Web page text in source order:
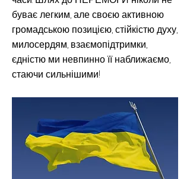
буває легким, але своєю активною
громадською позицією, стійкістю духу,
милосердям, взаємопідтримки,
єдністю ми невпинно її наближаємо,
стаючи сильнішими!